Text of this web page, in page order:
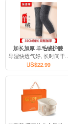
加长加厚 羊毛绒护膝
导湿快透气好, 长时间干..
US$22.99